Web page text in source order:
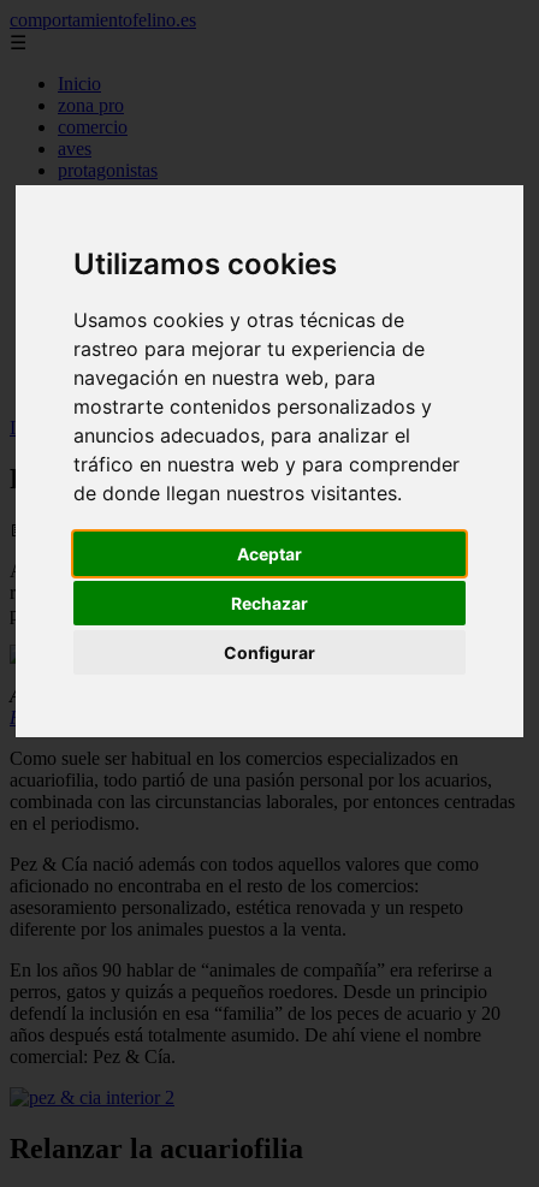
Utilizamos cookies
Usamos cookies y otras técnicas de
rastreo para mejorar tu experiencia de
navegación en nuestra web, para
mostrarte contenidos personalizados y
anuncios adecuados, para analizar el
tráfico en nuestra web y para comprender
de donde llegan nuestros visitantes.
Aceptar
Rechazar
Configurar
comportamientofelino.es
☰
Inicio
zona pro
comercio
aves
protagonistas
actualidad
articulos
canal tv
novedades
tablon de anuncios
uncategorized
zona pro
Inicio
gatos2 >PROtagonistas: Pez &amp; Cía
PROtagonistas: Pez &amp; Cía
📅 05/06/2025
Alberto Guerrero es un apasionado de los peces que lucha por
revitalizar la afición a través de la divulgación y cuenta en primera
persona su experiencia desde su establecimiento Pez & Cía.
Alberto Guerrero
Pez & Cía
Como suele ser habitual en los comer­cios especializados en
acuariofilia, todo partió de una pasión personal por los acuarios,
combinada con las circunstan­cias laborales, por entonces centradas
en el periodismo.
Pez & Cía nació además con todos aquellos valores que como
aficionado no encontraba en el resto de los comercios:
asesoramiento personalizado, estética renovada y un respeto
diferente por los animales puestos a la venta.
En los años 90 hablar de “animales de compañía” era referirse a
perros, gatos y quizás a pequeños roedores. Desde un principio
defendí la inclusión en esa “fa­milia” de los peces de acuario y 20
años después está totalmente asumido. De ahí viene el nombre
comercial: Pez & Cía.
Relanzar la acuariofilia